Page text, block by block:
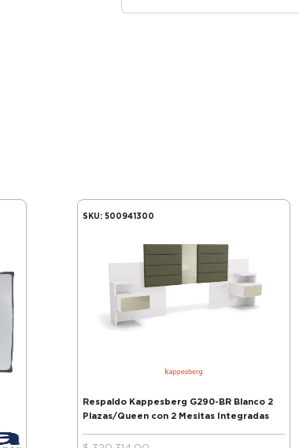
SKU:500941300
Respaldo Kappesberg G290-BR Blanco 2
Plazas/Queen con 2 Mesitas Integradas